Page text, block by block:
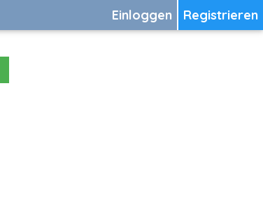
Registrieren
Einloggen